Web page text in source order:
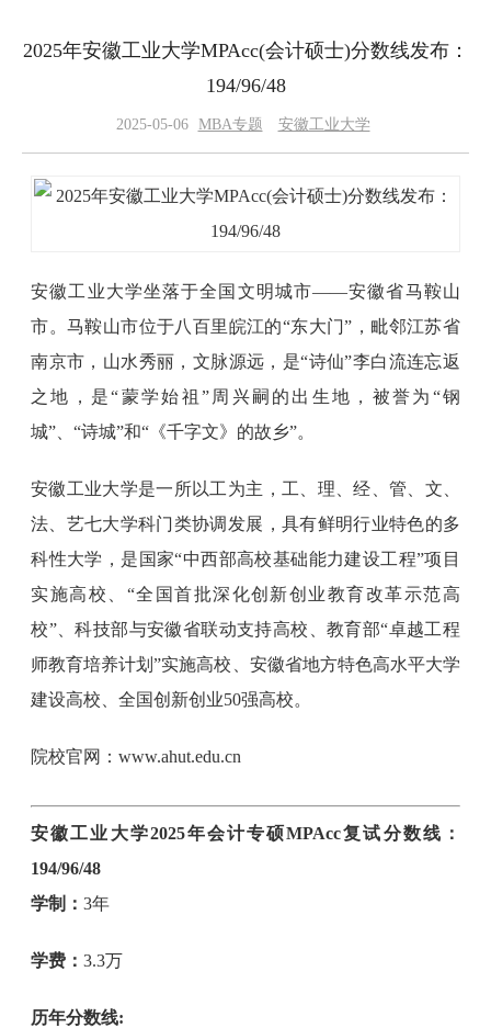
2025年安徽工业大学MPAcc(会计硕士)分数线发布：
194/96/48
2025-05-06 MBA专题 安徽工业大学
安徽工业大学坐落于全国文明城市——安徽省马鞍山
市。马鞍山市位于八百里皖江的“东大门”，毗邻江苏省
南京市，山水秀丽，文脉源远，是“诗仙”李白流连忘返
之地，是“蒙学始祖”周兴嗣的出生地，被誉为“钢
城”、“诗城”和“《千字文》的故乡”。
安徽工业大学是一所以工为主，工、理、经、管、文、
法、艺七大学科门类协调发展，具有鲜明行业特色的多
科性大学，是国家“中西部高校基础能力建设工程”项目
实施高校、“全国首批深化创新创业教育改革示范高
校”、科技部与安徽省联动支持高校、教育部“卓越工程
师教育培养计划”实施高校、安徽省地方特色高水平大学
建设高校、全国创新创业50强高校。
院校官网：www.ahut.edu.cn
安徽工业大学2025年会计专硕MPAcc复试分数线：
194/96/48
学制：3年
学费：3.3万
历年分数线: